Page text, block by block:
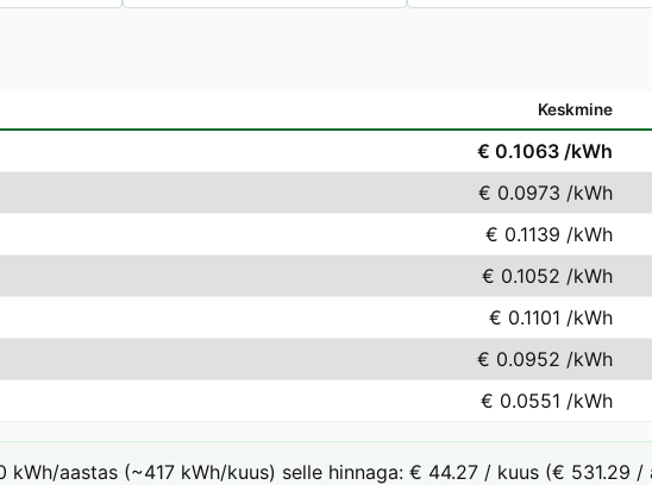
Keskmine
€ 0.1063 /kWh
€ 0.0973 /kWh
€ 0.1139 /kWh
€ 0.1052 /kWh
€ 0.1101 /kWh
€ 0.0952 /kWh
€ 0.0551 /kWh
aastas (~417 kWh/kuus) selle hinnaga: € 44.27 / kuus (€ 531.29 /